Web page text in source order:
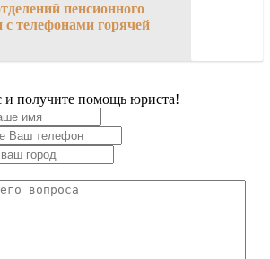
пенсионного
телефонами горячей
и получите помощь юриста!